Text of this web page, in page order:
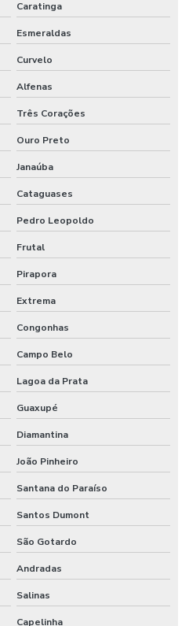
Caratinga
Esmeraldas
Curvelo
Alfenas
Três Corações
Ouro Preto
Janaúba
Cataguases
Pedro Leopoldo
Frutal
Pirapora
Extrema
Congonhas
Campo Belo
Lagoa da Prata
Guaxupé
Diamantina
João Pinheiro
Santana do Paraíso
Santos Dumont
São Gotardo
Andradas
Salinas
Capelinha